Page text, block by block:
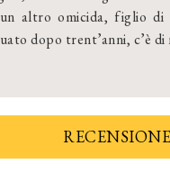
altro omicida, figlio di
dopo trent’anni, c’è
RECENSIONE